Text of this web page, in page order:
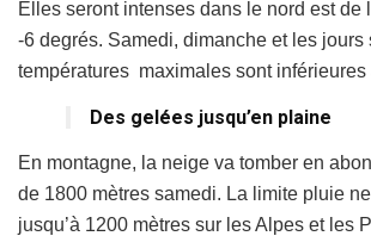
Elles seront intenses dans le nord est de
-6 degrés. Samedi, dimanche et les jours
températures maximales sont inférieures
Des gelées jusqu’en plaine
En montagne, la neige va tomber en
de 1800 mètres samedi. La limite pluie
jusqu’à 1200 mètres sur les Alpes et les